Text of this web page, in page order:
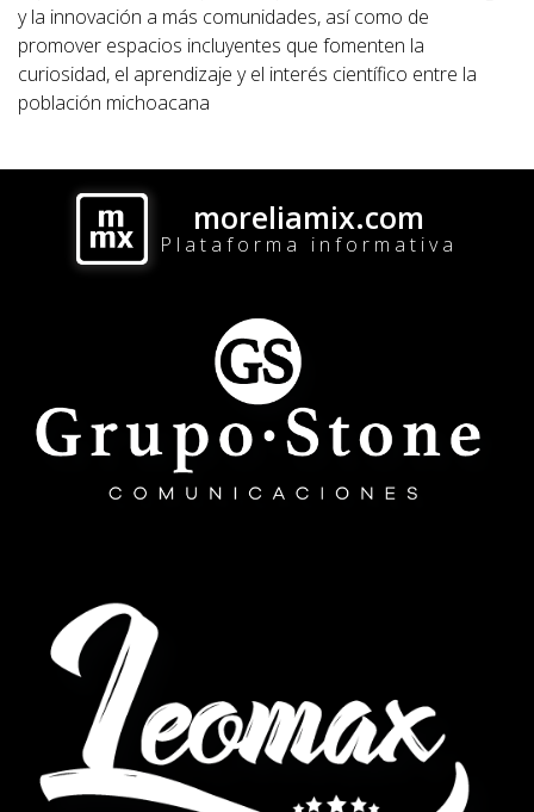
y la innovación a más comunidades, así como de
promover espacios incluyentes que fomenten la
curiosidad, el aprendizaje y el interés científico entre la
población michoacana
moreliamix.com
Plataforma informativa